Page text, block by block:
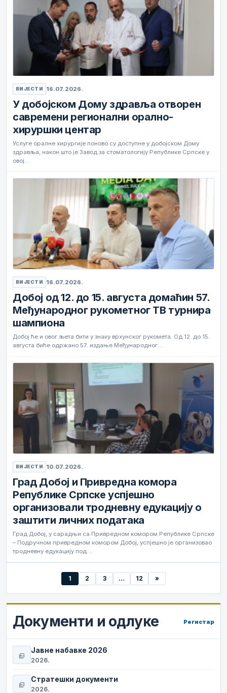
ВИЈЕСТИ 16.07.2026.
У добојском Дому здравља отворен
савремени регионални орално-
хируршки центар
Услуге оралне хирургије поново су доступне у добојском Дому
здравља, након што је Завод за стоматологију Републике Српске у
овој…
ВИЈЕСТИ 16.07.2026.
Добој од 12. до 15. августа домаћин 57.
Међународног рукометног ТВ турнира
шампиона
Добој ће и овог љета бити у знаку врхунског рукомета. Од 12. до 15.
августа биће одржано 57. издање Међународног…
ВИЈЕСТИ 10.07.2026.
Град Добој и Привредна комора
Републике Српске успјешно
организовали тродневну едукацију о
заштити личних података
Град Добој, у сарадњи са Привредном комором Републике Српске
– Подручном привредном комором Добој, успјешно је организовао
тродневну едукацију под…
1 2 3 … 12 »
Документи и одлуке Регистар
picture_as_pdf
Јавне набавке 2026
2026.
picture_as_pdf
Стратешки документи
2026.